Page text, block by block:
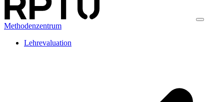
Methodenzentrum
Lehrevaluation